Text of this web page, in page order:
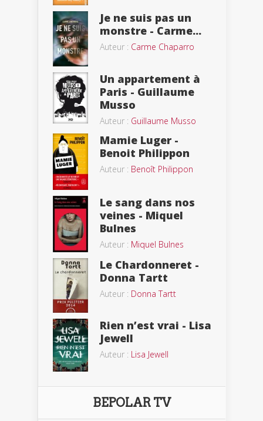
Je ne suis pas un
monstre - Carme...
Auteur : Carme Chaparro
Un appartement à
Paris - Guillaume
Musso
Auteur : Guillaume Musso
Mamie Luger -
Benoit Philippon
Auteur : Benoît Philippon
Le sang dans nos
veines - Miquel
Bulnes
Auteur : Miquel Bulnes
Le Chardonneret -
Donna Tartt
Auteur : Donna Tartt
Rien n’est vrai - Lisa
Jewell
Auteur : Lisa Jewell
BEPOLAR TV